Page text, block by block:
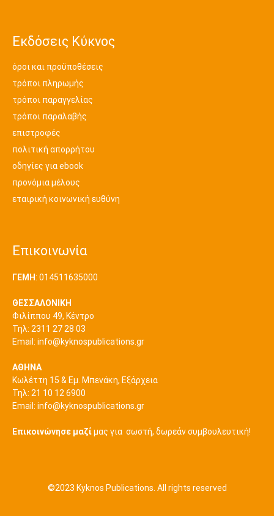
Εκδόσεις Κύκνος
όροι και προϋποθέσεις
τρόποι πληρωμής
τρόποι παραγγελίας
τρόποι παραλαβής
επιστροφές
πολιτική απορρήτου
οδηγίες για ebook
προνόμια μέλους
εταιρική κοινωνική ευθύνη
Επικοινωνία
ΓΕΜΗ: 014511635000
ΘΕΣΣΑΛΟΝΙΚΗ
Φιλίππου 49, Κέντρο
Τηλ: 2311 27 28 03
Εmail: info@kyknospublications.gr
ΑΘΗΝΑ
Κωλέττη 15 & Εμ. Μπενάκη, Εξάρχεια
Τηλ: 21 10 12 6900
Εmail: info@kyknospublications.gr
Επικοινώνησε μαζίμας για σωστή, δωρεάν συμβουλευτική!
©2023 Kyknos Publications. All rights reserved